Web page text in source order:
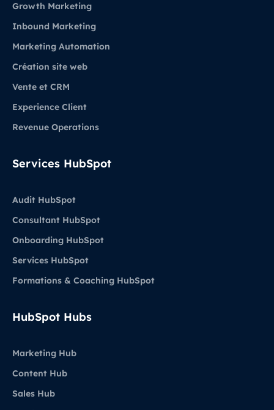
Growth Marketing
Inbound Marketing
Marketing Automation
Création site web
Vente et CRM
Experience Client
Revenue Operations
Services HubSpot
Audit HubSpot
Consultant HubSpot
Onboarding HubSpot
Services HubSpot
Formations & Coaching HubSpot
HubSpot Hubs
Marketing Hub
Content Hub
Sales Hub